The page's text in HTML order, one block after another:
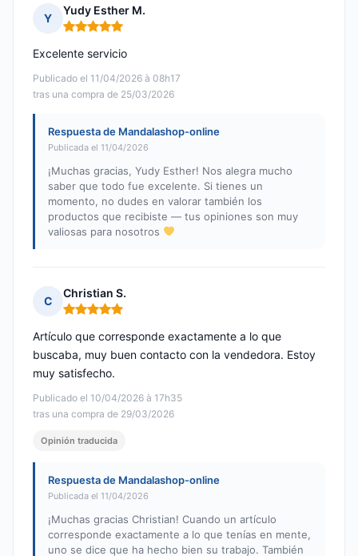
Y
Yudy Esther M.
Nota: 5 de 5
Publicado el 11/04/2026 à 08h17
tras una compra de 25/03/2026
Excelente servicio
Respuesta de Mandalashop-online
Publicada el 11/04/2026
¡Muchas gracias, Yudy Esther! Nos alegra mucho
saber que todo fue excelente. Si tienes un
momento, no dudes en valorar también los
productos que recibiste — tus opiniones son muy
valiosas para nosotros
C
Christian S.
Nota: 5 de 5
Publicado el 10/04/2026 à 17h35
tras una compra de 29/03/2026
Artículo que corresponde exactamente a lo que
buscaba, muy buen contacto con la vendedora. Estoy
muy satisfecho.
Opinión traducida
Respuesta de Mandalashop-online
Publicada el 11/04/2026
¡Muchas gracias Christian! Cuando un artículo
corresponde exactamente a lo que tenías en mente,
uno se dice que ha hecho bien su trabajo. También